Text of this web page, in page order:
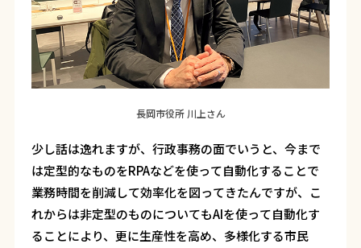
長岡市役所 川上さん
少し話は逸れますが、行政事務の面でいうと、今まで
は定型的なものをRPAなどを使って自動化することで
業務時間を削減して効率化を図ってきたんですが、こ
れからは非定型のものについてもAIを使って自動化す
ることにより、更に生産性を高め、多様化する市民